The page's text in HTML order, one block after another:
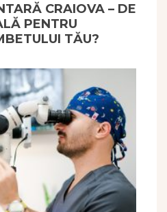
CRAIOVA – DE
PENTRU
TĂU?